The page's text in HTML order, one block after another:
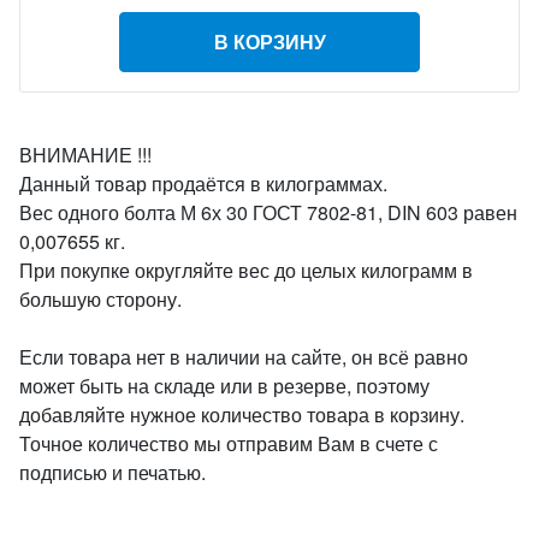
В КОРЗИНУ
ВНИМАНИЕ !!!
Данный товар продаётся в килограммах.
Вес одного болта М 6х 30 ГОСТ 7802-81, DIN 603 равен
0,007655 кг.
При покупке округляйте вес до целых килограмм в
большую сторону.
Если товара нет в наличии на сайте, он всё равно
может быть на складе или в резерве, поэтому
добавляйте нужное количество товара в корзину.
Точное количество мы отправим Вам в счете с
подписью и печатью.